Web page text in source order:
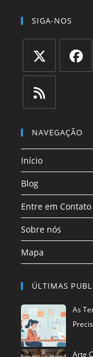
SIGA-NOS
Abre
em
uma
aba
aba
em
uma
nova
aba
NAVEGAÇÃO
Início
Blog
Entre em Contato
Sobre nós
Mapa
ÚLTIMAS
As
Arte